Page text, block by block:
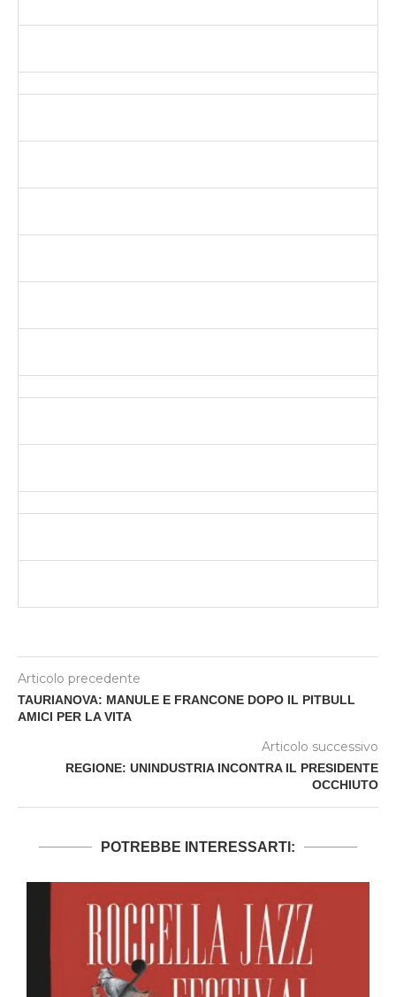
Articolo precedente
TAURIANOVA: MANULE E FRANCONE DOPO IL PITBULL
AMICI PER LA VITA
Articolo successivo
REGIONE: UNINDUSTRIA INCONTRA IL PRESIDENTE
OCCHIUTO
POTREBBE INTERESSARTI: